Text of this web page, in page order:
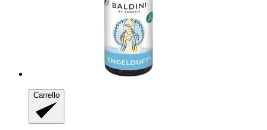
Carrello